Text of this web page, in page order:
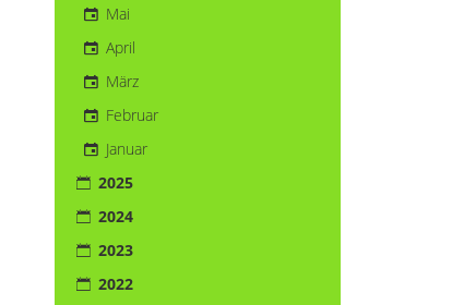
Mai
April
März
Februar
Januar
2025
2024
2023
2022